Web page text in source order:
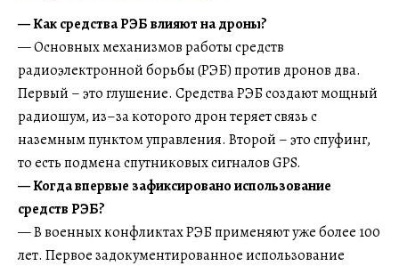
— Как средства РЭБ влияют на дроны?
— Основных механизмов работы средств
радиоэлектронной борьбы (РЭБ) против дронов два.
Первый – это глушение. Средства РЭБ создают мощный
радиошум, из–за которого дрон теряет связь с
наземным пунктом управления. Второй – это спуфинг,
то есть подмена спутниковых сигналов GPS.
— Когда впервые зафиксировано использование
средств РЭБ?
— В военных конфликтах РЭБ применяют уже более 100
лет. Первое задокументированное использование